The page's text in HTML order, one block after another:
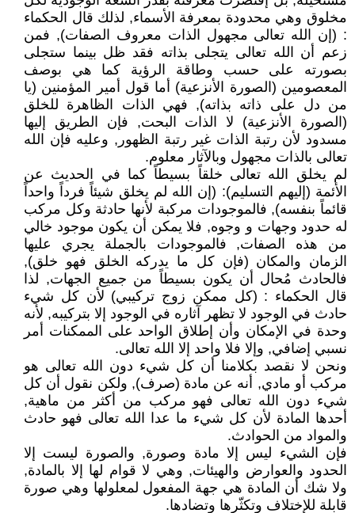
مخلوق وهي محدودة بمعرفة الأسماء, لذلك قال الحكماء
: (إن الله تعالى مجهول الذات معروف الصفات), فمن
زعم أن الله تعالى يتجلى بذاته فقد ظل بينما ستجلى
بصورته على حسب وطاقة الرؤية كما هي بوصف
المعصومين (الصورة الأنزعية) أما قول أمير المؤمنين (يا
من دل على ذاته بذاته), فهي الذات الظاهرة للخلق
(الصورة الأنزعية) لا الذات البحت, فإن الطريق إليها
مسدود لأن رتبة الذات غير رتبة الظهور, وعليه فإن الله
تعالى بالذات مجهول وبالآثار معلوم.
لم يخلق الله تعالى خلقاً بسيطاً كما في الحديث عن
الأئمة (إليهم التسليم): (إن الله لم يخلق شيئاً فرداً واحداً
قائماً بنفسه), فالموجودات مركبة لأنها حادثة وكل مركب
له حدود وجهات و وجوه, فلا يمكن أن يكون موجود خالي
من هذه الصفات, فالموجودات بالجملة يجري عليها
الزمان والمكان (فإن كل ما يدركه الخلق فهو خلق),
فالحادث مُحال أن يكون بسيطاً من جميع الجهات, لذا
قال الحكماء : (كل ممكن زوج تركيبي) لأن كل شيء
حادث في الوجود لا تظهر آثاره في الوجود إلا بتركيبه, لأنه
وحدة في الإمكان وأن إطلاق الواحد على الممكنات أمر
نسبي إضافي, وإلا فلا واحد إلا الله تعالى.
ونحن لا نقصد بكلامنا أن كل شيء دون الله تعالى هو
مركب أو مادي, أنه عن مادة (صرف), ولكن نقول أن كل
شيء دون الله تعالى فهو مركب من أكثر من ماهية,
أحدها المادة لأن كل شيء ما عدا الله تعالى فهو حادث
والمواد من الحوادث.
فإن الشيء ليس إلا مادة وصورة, والصورة ليست إلا
الحدود والعوارض والهيئات, وهي لا قوام لها إلا بالمادة,
ولا شك أن المادة هي جهة المفعول لمعلولها وهي صورة
قابلة للإختلاف وتكثّرها وتضادها.